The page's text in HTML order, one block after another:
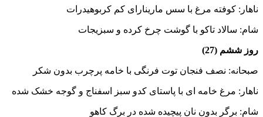
ناهار: کوفته مرغ با سس مارینارای کم کربوهیدرات
شام: سالاد تاکو با گوشت چرخ کرده و سبزیجات
روز ششم (27)
صبحانه: نصف فنجان توت فرنگی با خامه پرچرب بدون شکر
ناهار: مرغ خامه ای با پاستای کدو سبز اسفناج و گوجه خشک شده
شام: برگر بدون نان پیچیده شده در برگ کاهو